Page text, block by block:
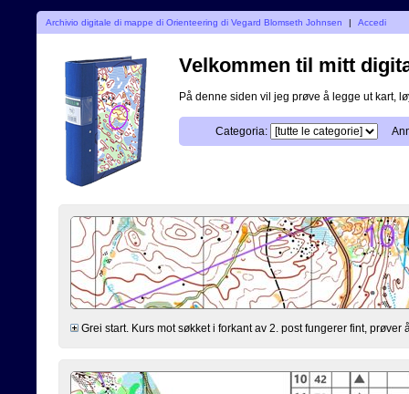
Archivio digitale di mappe di Orienteering di Vegard Blomseth Johnsen | Accedi
Velkommen til mitt
På denne siden vil jeg prøve å legge ut kart,
Categoria:
Grei start. Kurs mot søkket i forkant av 2. post fungerer fint,